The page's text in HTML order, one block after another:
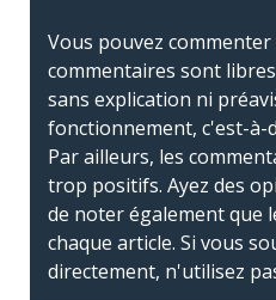
Vous pouvez
commentaires sont
sans explication ni
fonctionnement, c'est-à-
Par ailleurs, les
trop positifs. Ayez des
de noter également que
chaque article. Si vous
directement, n'utilisez